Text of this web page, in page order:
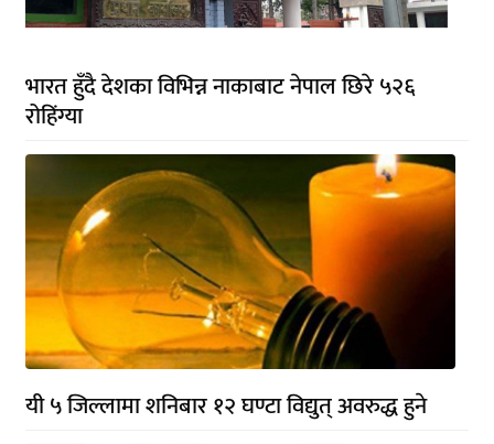
भारत हुँदै देशका विभिन्न नाकाबाट नेपाल छिरे ५२६
रोहिंग्या
यी ५ जिल्लामा शनिबार १२ घण्टा विद्युत् अवरुद्ध हुने